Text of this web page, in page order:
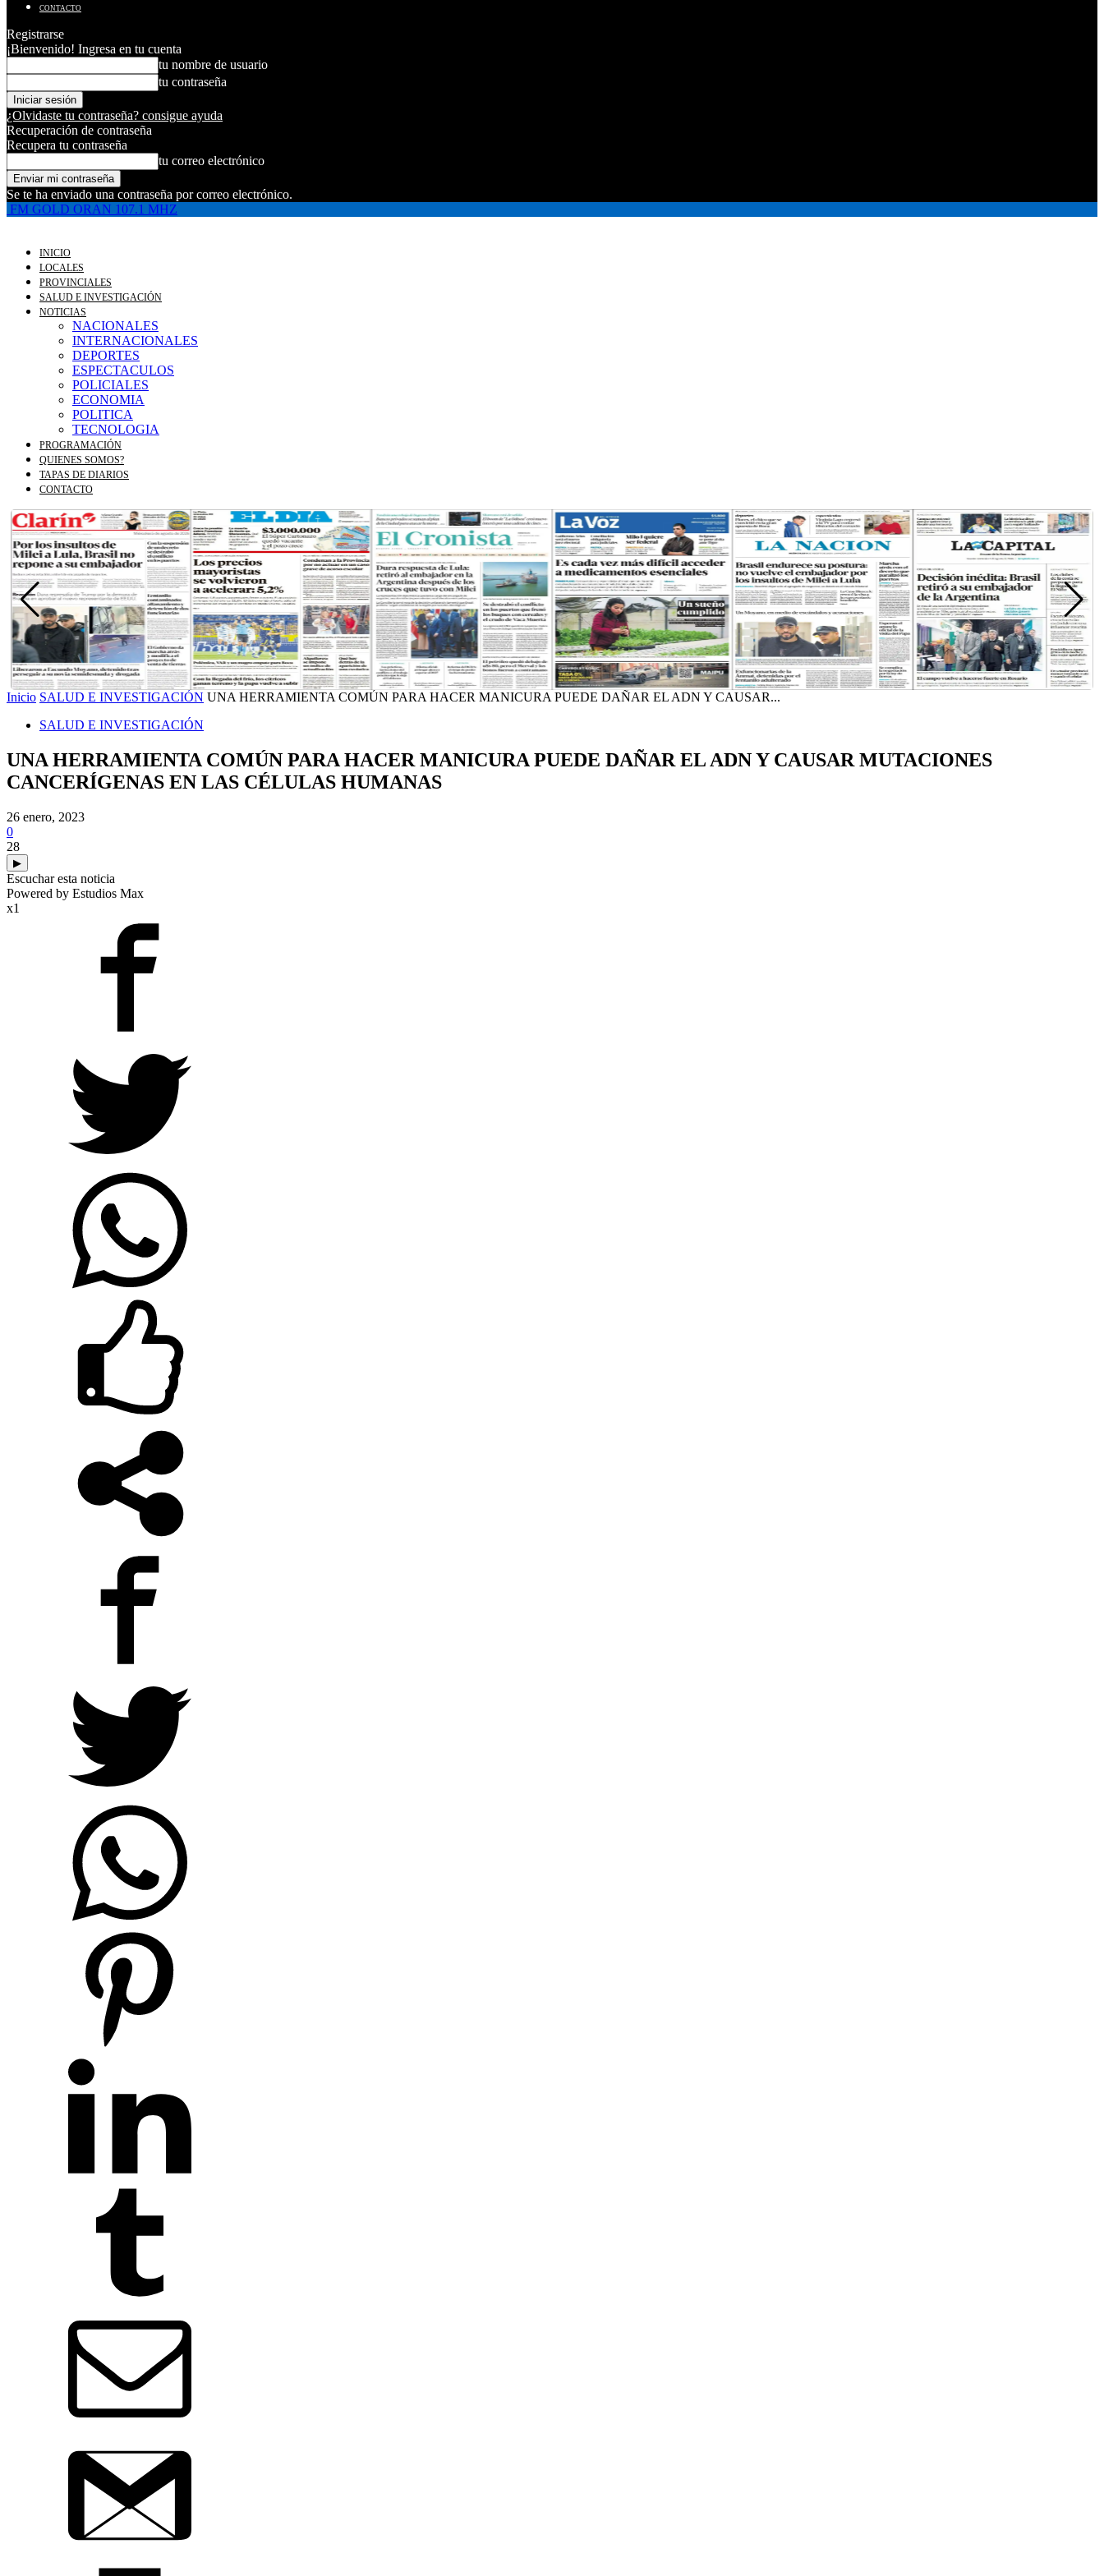
CONTACTO
Registrarse
¡Bienvenido! Ingresa en tu cuenta
tu nombre de usuario
tu contraseña
¿Olvidaste tu contraseña? consigue ayuda
Recuperación de contraseña
Recupera tu contraseña
tu correo electrónico
Se te ha enviado una contraseña por correo electrónico.
FM GOLD ORAN 107.1 MHZ
INICIO
LOCALES
PROVINCIALES
SALUD E INVESTIGACIÓN
NOTICIAS
NACIONALES
INTERNACIONALES
DEPORTES
ESPECTACULOS
POLICIALES
ECONOMIA
POLITICA
TECNOLOGIA
PROGRAMACIÓN
QUIENES SOMOS?
TAPAS DE DIARIOS
CONTACTO
Inicio SALUD E INVESTIGACIÓN UNA HERRAMIENTA COMÚN PARA HACER MANICURA PUEDE DAÑAR EL ADN Y CAUSAR...
SALUD E INVESTIGACIÓN
UNA HERRAMIENTA COMÚN PARA HACER MANICURA PUEDE DAÑAR EL ADN Y CAUSAR MUTACIONES
CANCERÍGENAS EN LAS CÉLULAS HUMANAS
26 enero, 2023
0
28
▶
Escuchar esta noticia
Powered by Estudios Max
x1